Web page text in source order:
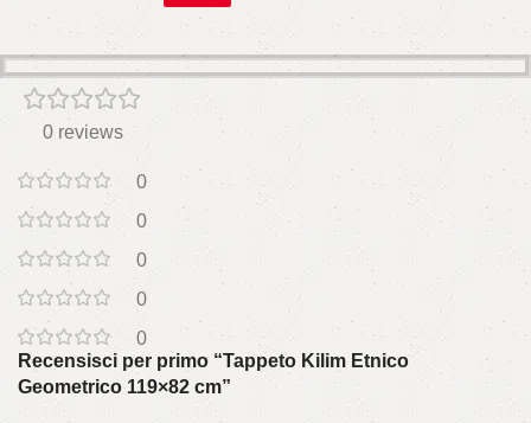
0 reviews
0
0
0
0
0
Recensisci per primo “Tappeto Kilim Etnico
Geometrico 119×82 cm”